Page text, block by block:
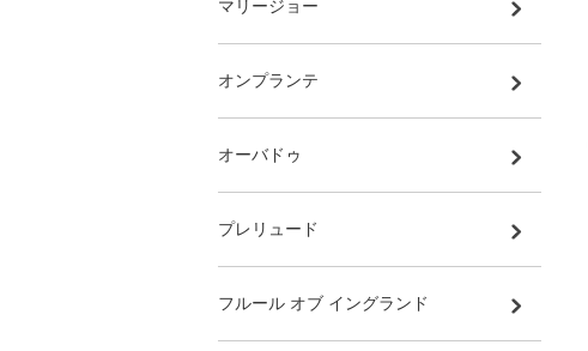
マリージョー
オンプランテ
オーバドゥ
プレリュード
フルール オブ イングランド